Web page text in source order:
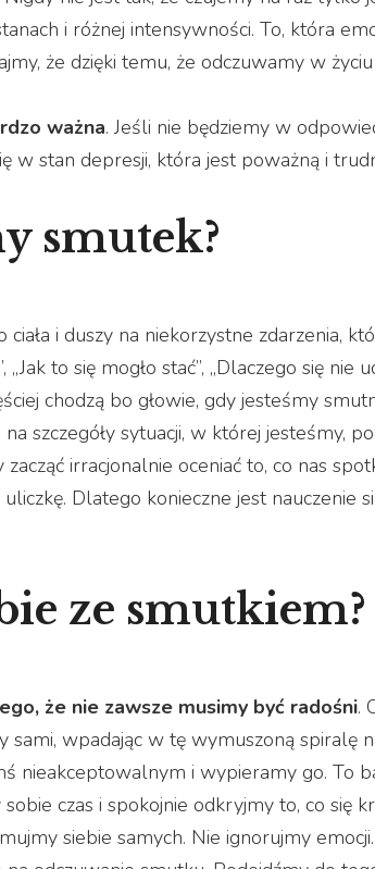
i różnej intensywności. To, która
że dzięki temu, że odczuwamy w
ważna. Jeśli nie będziemy w
w stan depresji, która jest poważną i
smutek?
i duszy na niekorzystne zdarzenia,
to się mogło stać”, „Dlaczego się nie
chodzą bo głowie, gdy jesteśmy
szczegóły sytuacji, w której jesteśmy,
irracjonalnie oceniać to, co nas
Dlatego konieczne jest nauczenie
ze smutkiem?
że nie zawsze musimy być radośni.
wpadając w tę wymuszoną spiralę
nieakceptowalnym i wypieramy go. To
czas i spokojnie odkryjmy to, co się
siebie samych. Nie ignorujmy